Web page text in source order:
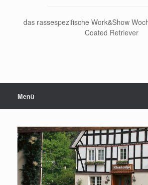
das rassespezifische Work&Show
Coated Retriever
Menü